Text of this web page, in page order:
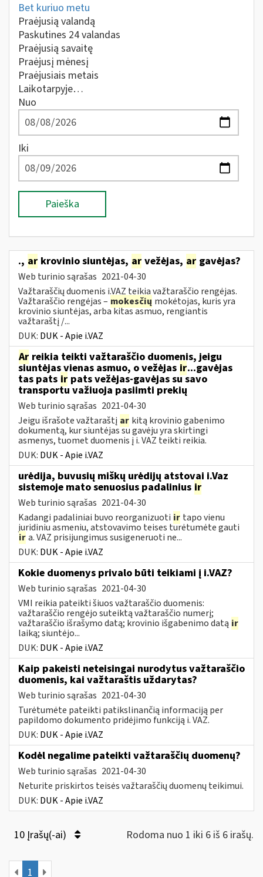
Bet kuriuo metu
Praėjusią valandą
Paskutines 24 valandas
Praėjusią savaitę
Praėjusį mėnesį
Praėjusiais metais
Laikotarpyje…
Nuo
Iki
Paieška
., ar krovinio siuntėjas, ar vežėjas, ar gavėjas?
Web turinio sąrašas 2021-04-30
Važtaraščių duomenis i.VAZ teikia važtaraščio rengėjas.
Važtaraščio rengėjas – mokesčių mokėtojas, kuris yra
krovinio siuntėjas, arba kitas asmuo, rengiantis
važtaraštį /...
DUK: DUK - Apie i.VAZ
Ar reikia teikti važtaraščio duomenis, jeigu
siuntėjas vienas asmuo, o vežėjas ir...gavėjas
tas pats ir pats vežėjas-gavėjas su savo
transportu važiuoja pasiimti prekių
Web turinio sąrašas 2021-04-30
Jeigu išrašote važtaraštį ar kitą krovinio gabenimo
dokumentą, kur siuntėjas su gavėju yra skirtingi
asmenys, tuomet duomenis į i. VAZ teikti reikia.
DUK: DUK - Apie i.VAZ
urėdija, buvusių miškų urėdijų atstovai i.Vaz
sistemoje mato senuosius padalinius ir
Web turinio sąrašas 2021-04-30
Kadangi padaliniai buvo reorganizuoti ir tapo vienu
juridiniu asmeniu, atstovavimo teises turėtumėte gauti
ira. VAZ prisijungimus susigeneruoti ne...
DUK: DUK - Apie i.VAZ
Kokie duomenys privalo būti teikiami į i.VAZ?
Web turinio sąrašas 2021-04-30
VMI reikia pateikti šiuos važtaraščio duomenis:
važtaraščio rengėjo suteiktą važtaraščio numerį;
važtaraščio išrašymo datą; krovinio išgabenimo datą ir
laiką; siuntėjo...
DUK: DUK - Apie i.VAZ
Kaip pakeisti neteisingai nurodytus važtaraščio
duomenis, kai važtaraštis uždarytas?
Web turinio sąrašas 2021-04-30
Turėtumėte pateikti patikslinančią informaciją per
papildomo dokumento pridėjimo funkciją i. VAZ.
DUK: DUK - Apie i.VAZ
Kodėl negalime pateikti važtaraščių duomenų?
Web turinio sąrašas 2021-04-30
Neturite priskirtos teisės važtaraščių duomenų teikimui.
DUK: DUK - Apie i.VAZ
10 Įrašų(-ai) Rodoma nuo 1 iki 6 iš 6 irašų.
1